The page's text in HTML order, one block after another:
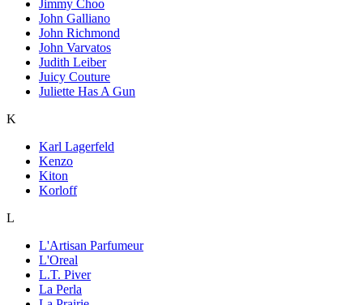
Jimmy Choo
John Galliano
John Richmond
John Varvatos
Judith Leiber
Juicy Couture
Juliette Has A Gun
K
Karl Lagerfeld
Kenzo
Kiton
Korloff
L
L'Artisan Parfumeur
L'Oreal
L.T. Piver
La Perla